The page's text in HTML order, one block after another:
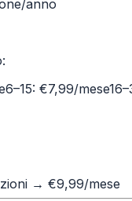
anno
6–15: €7,99/mese
→ €9,99/mese